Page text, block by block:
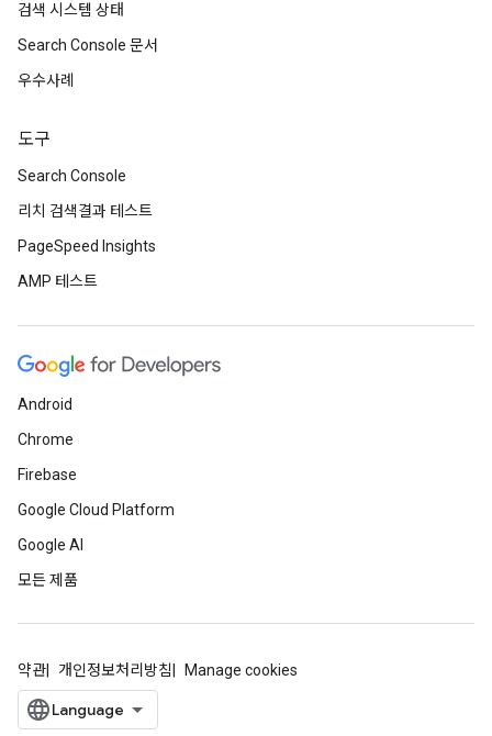
검색 시스템 상태
Search Console 문서
우수사례
도구
Search Console
리치 검색결과 테스트
PageSpeed Insights
AMP 테스트
Android
Chrome
Firebase
Google Cloud Platform
Google AI
모든 제품
약관 개인정보처리방침 Manage cookies